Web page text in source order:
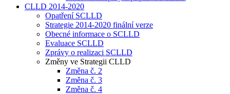
CLLD 2014-2020
Opatření SCLLD
Strategie 2014-2020 finální verze
Obecné informace o SCLLD
Evaluace SCLLD
Zprávy o realizaci SCLLD
Změny ve Strategii CLLD
Změna č. 2
Změna č. 3
Změna č. 4